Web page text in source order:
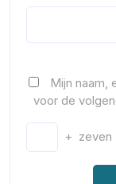
Mijn naam,
voor de
+ zeven